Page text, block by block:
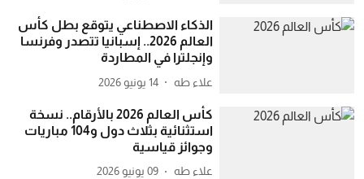
الذكاء الاصطناعي يتوقع بطل كأس
العالم 2026.. إسبانيا تتصدر وفرنسا
وإنجلترا في المطاردة
علاء طه 14 يونيو 2026
كأس العالم 2026 بالأرقام.. نسخة
استثنائية بثلاث دول و104 مباريات
وجوائز قياسية
علاء طه 09 يونيو 2026